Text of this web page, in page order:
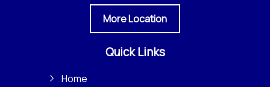
More Location
Quick Links
Home